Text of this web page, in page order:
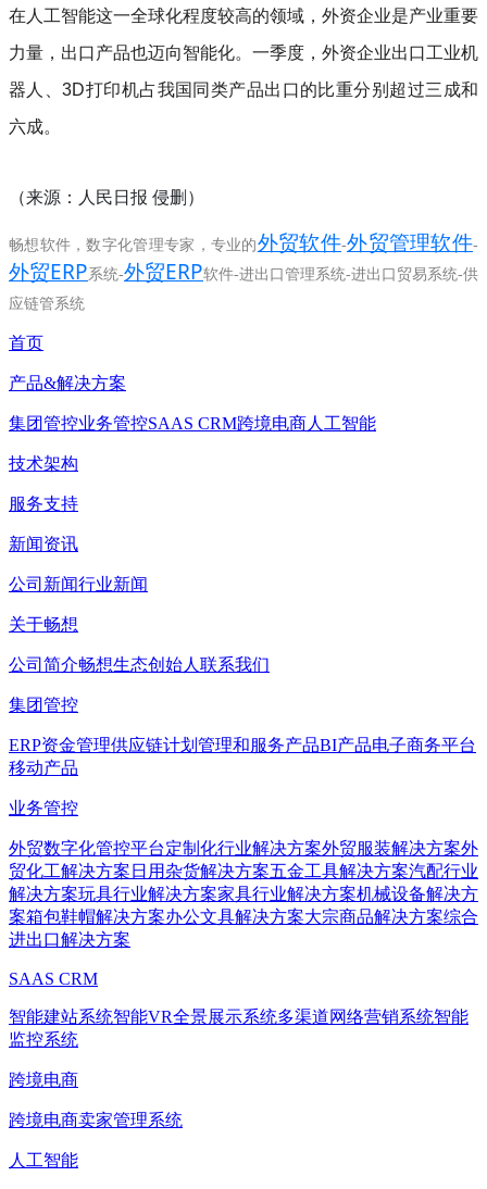
在人工智能这一全球化程度较高的领域，外资企业是产业重要
力量，出口产品也迈向智能化。一季度，外资企业出口工业机
器人、3D打印机占我国同类产品出口的比重分别超过三成和
六成。
（来源：人民日报 侵删）
畅想软件，数字化管理专家，专业的外贸软件-外贸管理软件-
外贸ERP 系统-外贸ERP软件-进出口管理系统-进出口贸易系统-供
应链管系统
首页
产品&解决方案
集团管控业务管控SAAS CRM跨境电商人工智能
技术架构
服务支持
新闻资讯
公司新闻行业新闻
关于畅想
公司简介畅想生态创始人 联系我们
集团管控
ERP资金管理供应链计划管理和服务产品BI产品电子商务平台
移动产品
业务管控
外贸数字化管控平台定制化行业解决方案外贸服装解决方案外
贸化工解决方案 日用杂货解决方案五金工具解决方案汽配行业
解决方案玩具行业解决方案家具行业解决方案机械设备解决方
案箱包鞋帽解决方案办公文具解决方案大宗商品解决方案综合
进出口解决方案
SAAS CRM
智能建站系统智能VR全景展示系统多渠道网络营销系统智能
监控系统
跨境电商
跨境电商卖家管理系统
人工智能